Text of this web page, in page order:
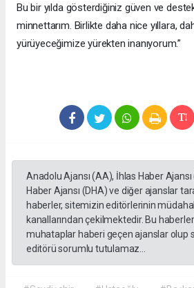
Bu bir yılda gösterdiğiniz güven ve
minnettarım. Birlikte daha nice yıllara,
yürüyeceğimize yürekten inanıyorum.”
Anadolu Ajansı (AA), İhlas Haber
Haber Ajansı (DHA) ve diğer ajanslar
haberler, sitemizin editörlerinin
kanallarından çekilmektedir. Bu
muhataplar haberi geçen ajanslar olup
editörü sorumlu tutulamaz...